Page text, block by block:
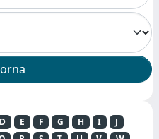
D E F G H I
J